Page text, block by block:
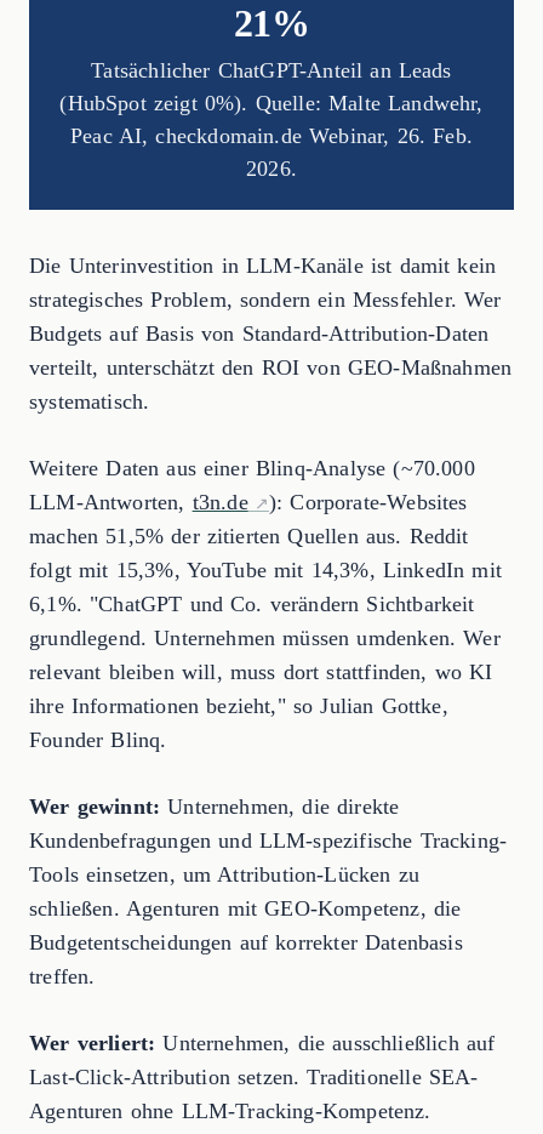
21%
Tatsächlicher ChatGPT-Anteil an Leads
(HubSpot zeigt 0%). Quelle: Malte Landwehr,
Peac AI, checkdomain.de Webinar, 26. Feb.
2026.
Die Unterinvestition in LLM-Kanäle ist damit kein
strategisches Problem, sondern ein Messfehler. Wer
Budgets auf Basis von Standard-Attribution-Daten
verteilt, unterschätzt den ROI von GEO-Maßnahmen
systematisch.
Weitere Daten aus einer Blinq-Analyse (~70.000
LLM-Antworten, t3n.de
): Corporate-Websites
machen 51,5% der zitierten Quellen aus. Reddit
folgt mit 15,3%, YouTube mit 14,3%, LinkedIn mit
6,1%. "ChatGPT und Co. verändern Sichtbarkeit
grundlegend. Unternehmen müssen umdenken. Wer
relevant bleiben will, muss dort stattfinden, wo KI
ihre Informationen bezieht," so Julian Gottke,
Founder Blinq.
Wer gewinnt: Unternehmen, die direkte
Kundenbefragungen und LLM-spezifische Tracking-
Tools einsetzen, um Attribution-Lücken zu
schließen. Agenturen mit GEO-Kompetenz, die
Budgetentscheidungen auf korrekter Datenbasis
treffen.
Wer verliert: Unternehmen, die ausschließlich auf
Last-Click-Attribution setzen. Traditionelle SEA-
Agenturen ohne LLM-Tracking-Kompetenz.